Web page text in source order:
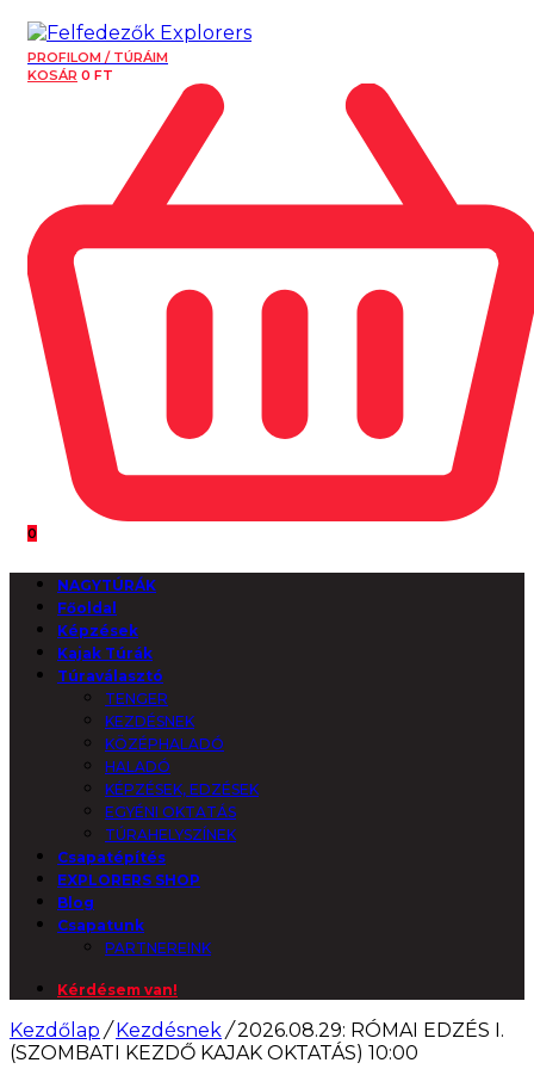
PROFILOM / TÚRÁIM
KOSÁR 0 FT
0
NAGYTÚRÁK
Főoldal
Képzések
Kajak Túrák
Túraválasztó
TENGER
KEZDÉSNEK
KÖZÉPHALADÓ
HALADÓ
KÉPZÉSEK, EDZÉSEK
EGYÉNI OKTATÁS
TÚRAHELYSZÍNEK
Csapatépítés
EXPLORERS SHOP
Blog
Csapatunk
PARTNEREINK
Kérdésem van!
Kezdőlap / Kezdésnek /2026.08.29: RÓMAI EDZÉS I.
(SZOMBATI KEZDŐ KAJAK OKTATÁS) 10:00